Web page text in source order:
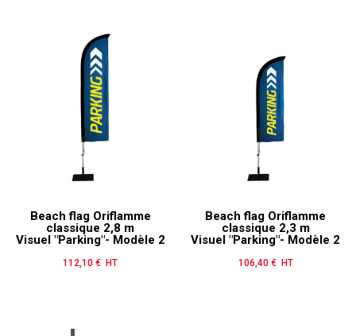
Beach flag Oriflamme
classique 2,8 m
Visuel "Parking"- Modèle 2
Prix
112,10 € HT
Beach flag Oriflamme
classique 2,3 m
Visuel "Parking"- Modèle 2
Prix
106,40 € HT